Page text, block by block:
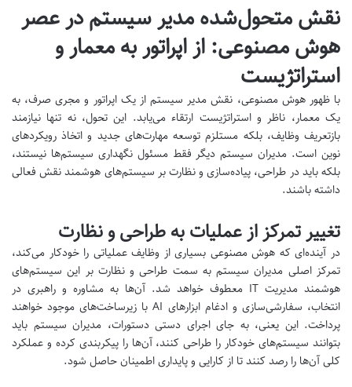
نقش متحول‌شده مدیر سیستم در عصر
هوش مصنوعی: از اپراتور به معمار و
استراتژیست
با ظهور هوش مصنوعی، نقش مدیر سیستم از یک اپراتور و مجری صرف، به
یک معمار، ناظر و استراتژیست ارتقاء می‌یابد. این تحول، نه تنها نیازمند
بازتعریف وظایف، بلکه مستلزم توسعه مهارت‌های جدید و اتخاذ رویکردهای
نوین است. مدیران سیستم دیگر فقط مسئول نگهداری سیستم‌ها نیستند،
بلکه باید در طراحی، پیاده‌سازی و نظارت بر سیستم‌های هوشمند نقش فعالی
داشته باشند.
تغییر تمرکز از عملیات به طراحی و نظارت
در آینده‌ای که هوش مصنوعی بسیاری از وظایف عملیاتی را خودکار می‌کند،
تمرکز اصلی مدیران سیستم به سمت طراحی و نظارت بر این سیستم‌های
هوشمند مدیریت IT معطوف خواهد شد. آن‌ها به مشاوره و راهبری در
انتخاب، سفارشی‌سازی و ادغام ابزارهای AI با زیرساخت‌های موجود خواهند
پرداخت. این یعنی، به جای اجرای دستی دستورات، مدیران سیستم باید
بتوانند سیستم‌های خودکار را طراحی کنند، آن‌ها را پیکربندی کرده و عملکرد
کلی آن‌ها را رصد کنند تا از کارایی و پایداری اطمینان حاصل شود.